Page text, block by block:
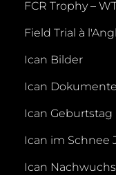
FCR Trophy –
Field Trial à
Ican Bilder
Ican Dokumente
Ican Geburtstag
Ican im Schnee
Ican Nachwuchs